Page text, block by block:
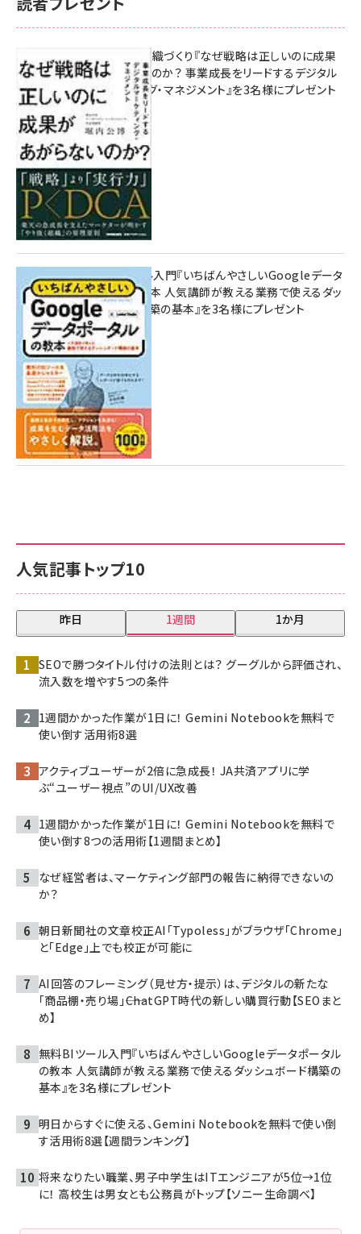
人気記事トップ10
昨日 1週間 1か月
SEOで勝つタイトル付けの法則とは？ グーグルから評価され、
流入数を増やす5つの条件
1週間かかった作業が1日に！ Gemini Notebookを無料で
使い倒す活用術8選
アクティブユーザーが2倍に急成長！ JA共済アプリに学
ぶ“ユーザー視点”のUI/UX改善
1週間かかった作業が1日に！ Gemini Notebookを無料で
使い倒す8つの活用術【1週間まとめ】
なぜ経営者は、マーケティング部門の報告に納得できないの
か？
朝日新聞社の文章校正AI「Typoless」がブラウザ「Chrome」
と「Edge」上でも校正が可能に
AI回答のフレーミング（見せ方・提示）は、デジタルの新たな
「商品棚・売り場」――ChatGPT時代の新しい購買行動【SEOまと
め】
無料BIツール入門『いちばんやさしいGoogleデータポータル
の教本 人気講師が教える業務で使えるダッシュボード構築の
基本』を3名様にプレゼント
明日からすぐに使える、Gemini Notebookを無料で使い倒
す活用術8選【週間ランキング】
将来なりたい職業、男子中学生はITエンジニアが5位→1位
に！ 高校生は男女とも公務員がトップ【ソニー生命調べ】
成果を生む組織づくり『なぜ戦略は正しいのに成果
があがらないのか？ 事業成長をリードするデジタル
マーケティング・マネジメント』を3名様にプレゼント
10:00
無料BIツール入門『いちばんやさしいGoogleデータ
ポータルの教本 人気講師が教える業務で使えるダッ
シュボード構築の基本』を3名様にプレゼント
7月31日 10:00